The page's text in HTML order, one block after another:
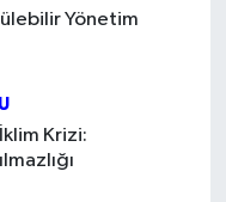
Yönetim
Krizi: